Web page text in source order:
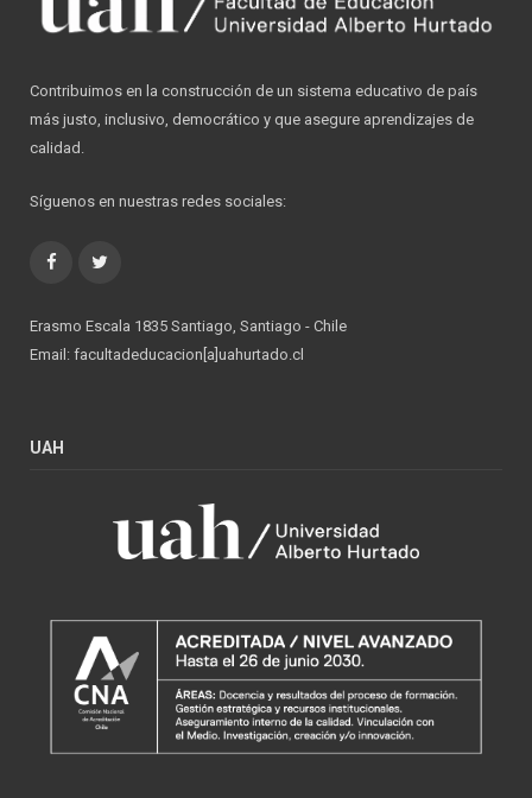
Contribuimos en la construcción de un sistema educativo de país
más justo, inclusivo, democrático y que asegure aprendizajes de
calidad.
Síguenos en nuestras redes sociales:
Facebook
Erasmo Escala 1835 Santiago, Santiago - Chile
Email: facultadeducacion[a]uahurtado.cl
UAH